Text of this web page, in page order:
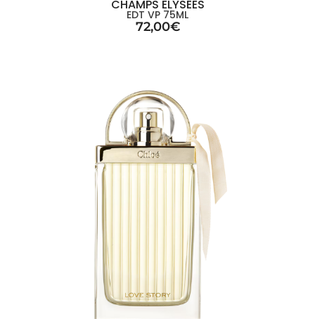
CHAMPS ELYSÉES
EDT VP 75ML
72,00€